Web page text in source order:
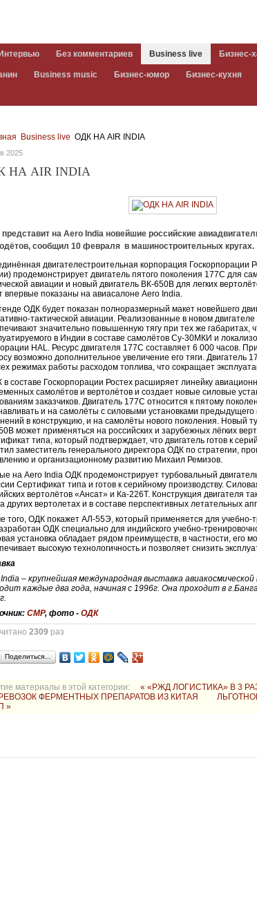
Интервью Без комментариев Business live Бизнес-
Business music Бизнес-юмор Бизнес-кухня
Business live ОДК НА АIR INDIA
2025
НА АIR INDIA
на Aero India новейшие российские
сообщил 10 февраля в машиностроительных кругах.
двигателестроительная корпорация Госкорпорации
продемонстрирует двигатель пятого поколения 177С для
авиации и новый двигатель ВК-650В для легких
впервые показаны на авиасалоне Aero India.
ОДК будет показан полноразмерный макет новейшего
тактической авиации. Реализованные в новом
значительно повышенную тягу при тех же габаритах,
в Индии в составе самолётов Су-30МКИ и
HAL. Ресурс двигателя 177С составляет 6 000 часов.
возможно дополнительное увеличение его тяги. Двигатель
режимах работы расходом топлива, что сокращает
в составе Госкорпорации Ростех расширяет линейку
самолётов и вертолётов и создает новые силовые
заказчиков. Двигатель 177С относится к пятому
и на самолёты с силовыми установками предыдущего
в конструкцию, и на самолёты нового поколения. Новый
может применяться на российских и зарубежных лёгких
типа, который подтверждает, что двигатель готов к
заместитель генерального директора ОДК по стратегии,
и организационному развитию Михаил Ремизов.
на Aero India ОДК продемонстрирует турбовальный
Сертификат типа и готов к серийному производству.
вертолётов «Ансат» и Ка-226Т. Конструкция двигателя
других вертолетах и в составе перспективных летательных
того, ОДК покажет АЛ-55Э, который применяется для учебно-
ОДК специально для индийского учебно-
установка обладает рядом преимуществ, в частности, его
высокую технологичность и позволяет снизить
– крупнейшая международная выставка
каждые два года, начиная с 1996г. Она проходит в
CМР, фото -ОДК
2309 раз
Поделиться…
материалы в этой категории:
« «РЖД ЛОГИСТИКА» В 3
ФЕРМЕНТНЫХ ПРЕПАРАТОВ ИЗ КИТАЯ
»